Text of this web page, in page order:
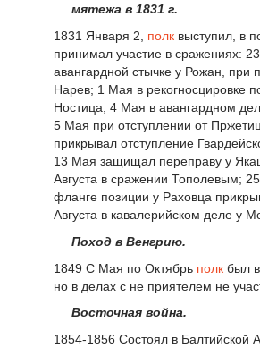
мятежа в 1831 г.
1831 Января 2, полк выступил, в
принимал участие в сражениях:
авангардной стычке у Рожан, при
Нарев; 1 Мая в рекогносцировке
Ностица; 4 Мая в авангардном
5 Мая при отступлении от
прикрывал отступление
13 Мая защищал переправу у
Августа в сражении Тополевым;
фланге позиции у Раховца
Августа в кавалерийском деле у
Поход в Венгрию.
1849 С Мая по Октябрь полк был
но в делах с не приятелем не
Восточная война.
1854-1856 Состоял в Балтийской